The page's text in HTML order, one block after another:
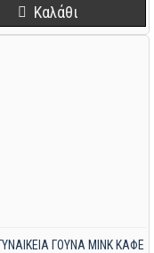
Καλάθι
ΓΟΥΝΑ MINK ΚΑΦΕ